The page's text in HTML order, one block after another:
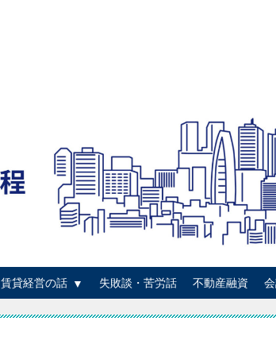
賃貸経営の話 失敗談・苦労話 不動産融資